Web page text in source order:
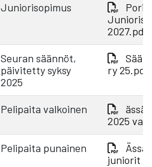
Juniorisopimus
2027.pdf
Seuran säännöt,
päivitetty syksy
2025
ry 25.pdf
Pelipaita valkoinen
2025
Pelipaita punainen
juniorit